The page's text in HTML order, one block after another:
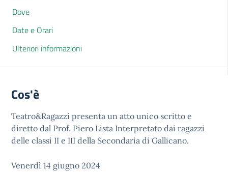
Dove
Date e Orari
Ulteriori informazioni
Cos'è
Teatro&Ragazzi presenta un atto unico scritto e
diretto dal Prof. Piero Lista Interpretato dai ragazzi
delle classi II e III della Secondaria di Gallicano.
Venerdì 14 giugno 2024